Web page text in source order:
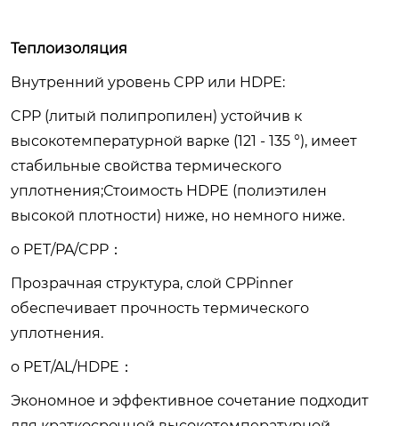
Теплоизоляция
Внутренний уровень CPP или HDPE:
CPP (литый полипропилен) устойчив к
высокотемпературной варке (121 - 135 °), имеет
стабильные свойства термического
уплотнения;Стоимость HDPE (полиэтилен
высокой плотности) ниже, но немного ниже.
o PET/PA/CPP：
Прозрачная структура, слой CPPinner
обеспечивает прочность термического
уплотнения.
o PET/AL/HDPE：
Экономное и эффективное сочетание подходит